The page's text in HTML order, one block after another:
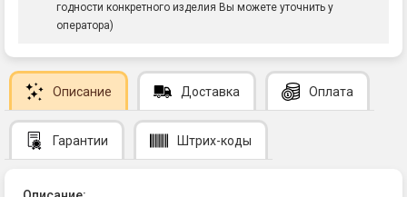
годности конкретного изделия Вы можете уточнить у
оператора)
Описание Доставка Оплата
Гарантии Штрих-коды